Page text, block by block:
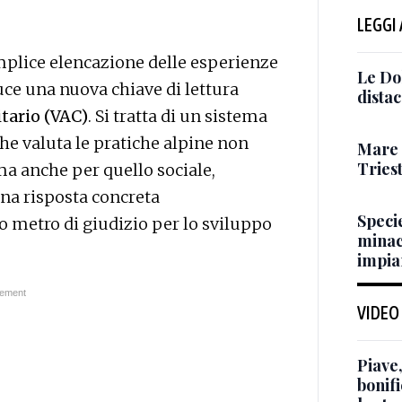
elencazione delle esperienze
una nuova chiave di lettura
(VAC). Si tratta di un sistema
valuta le pratiche alpine non
anche per quello sociale,
risposta concreta
metro di giudizio per lo sviluppo
LEGGI
Le
Mare
VIDEO